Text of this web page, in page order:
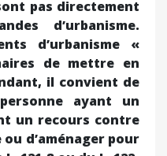
pas directement
d’urbanisme.
d’urbanisme «
de mettre en
il convient de
ayant un
un recours contre
d’aménager pour